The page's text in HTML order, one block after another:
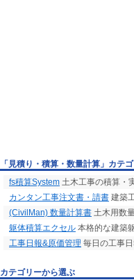
「見積り・積算・数量計算」カテ
fs積算System 土木工事の積算・
カンタン工事注文書・請書 建築
(CivilMan) 数量計算書 土木用数
躯体積算エクセル 本格的な建築
工事日報&原価管理 毎日の工事
カテゴリーから選ぶ